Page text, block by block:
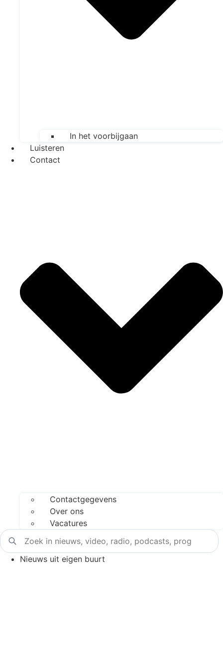
In het voorbijgaan
Luisteren
Contact
Contactgegevens
Over ons
Vacatures
Nieuws uit eigen buurt